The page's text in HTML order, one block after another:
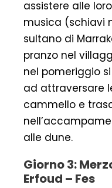
assistere alle
musica (schiavi
sultano di
pranzo nel
nel pomeriggio
ad attraversare
cammello e
alle dune.
Giorno 3:
Erfoud – Fes